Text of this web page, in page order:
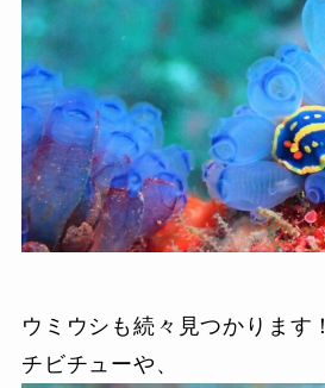
ウミウシも続々見つかります！
チビチューや、